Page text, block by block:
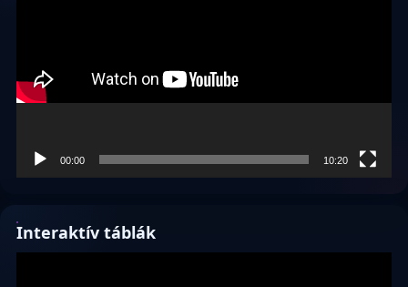
00:00 10:20
Interaktív táblák